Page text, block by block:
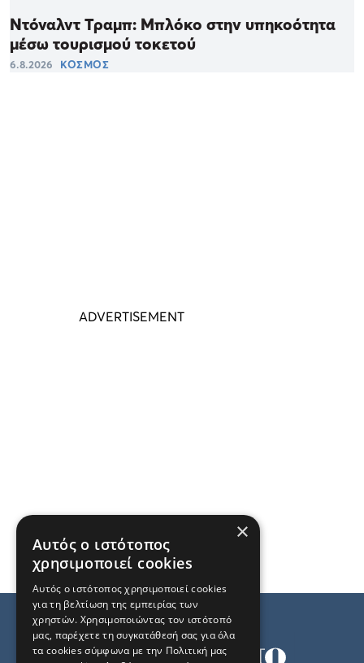
Ντόναλντ Τραμπ: Μπλόκο στην υπηκοότητα
μέσω τουρισμού τοκετού
6.8.2026 ΚΟΣΜΟΣ
×
Αυτός ο ιστότοπος
χρησιμοποιεί cookies
Αυτός ο ιστότοπος χρησιμοποιεί cookies
για τη βελτίωση της εμπειρίας των
χρηστών. Χρησιμοποιώντας τον ιστότοπό
μας, παρέχετε τη συγκατάθεσή σας για όλα
τα cookies σύμφωνα με την Πολιτική μας